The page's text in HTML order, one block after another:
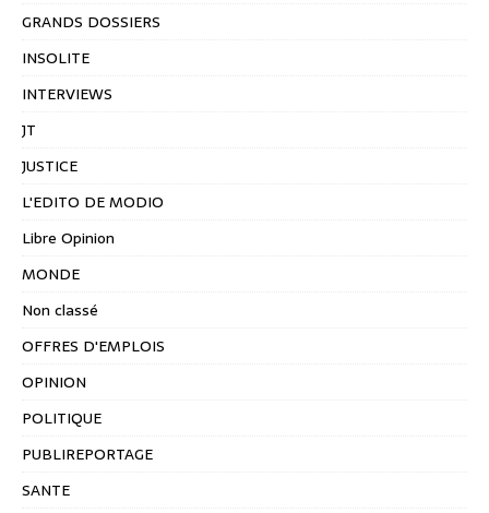
GRANDS DOSSIERS
INSOLITE
INTERVIEWS
JT
JUSTICE
L'EDITO DE MODIO
Libre Opinion
MONDE
Non classé
OFFRES D'EMPLOIS
OPINION
POLITIQUE
PUBLIREPORTAGE
SANTE